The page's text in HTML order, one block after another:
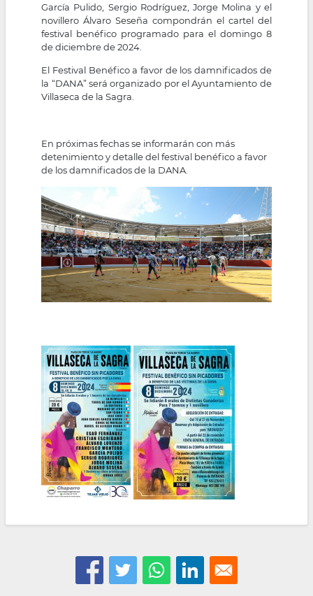
García Pulido, Sergio Rodríguez, Jorge Molina y el
novillero Álvaro Seseña compondrán el cartel del
festival benéfico programado para el domingo 8
de diciembre de 2024.
El Festival Benéfico a favor de los damnificados de
la “DANA” será organizado por el Ayuntamiento de
Villaseca de la Sagra.
En próximas fechas se informarán con más
detenimiento y detalle del festival benéfico a favor
de los damnificados de la DANA.